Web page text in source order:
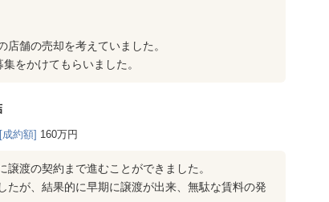
舗の売却を考えていました。
をかけてもらいました。
[成約額] 160万円
渡の契約まで進むことができました。
が、結果的に早期に譲渡が出来、無駄な賃料の発